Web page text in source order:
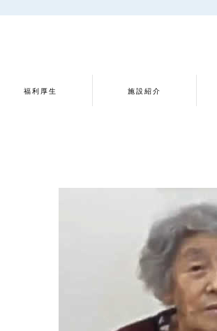
福利厚生 施設紹介